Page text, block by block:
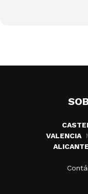
VALENCIA
ALICANTE